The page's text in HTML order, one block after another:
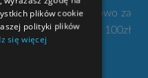
jesteś. Dodatkowo za
nas w prezencie 100zł
plików cookie
polityki plików
się więcej